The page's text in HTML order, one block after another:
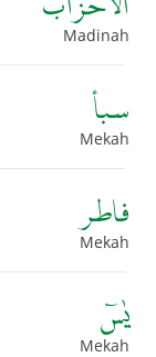
Madinah
سبأ
Mekah
فاطر
Mekah
يٰسۤ
Mekah